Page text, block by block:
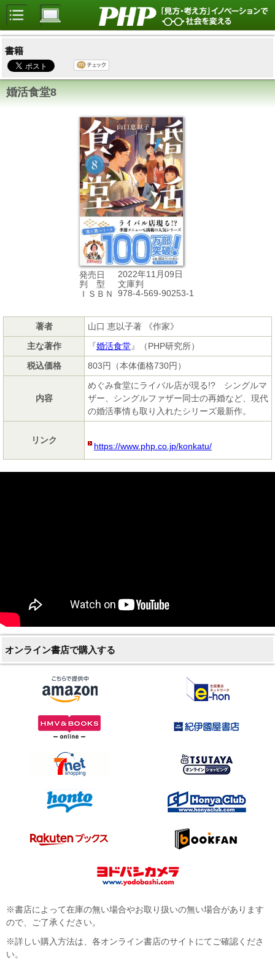
書籍
婚活食堂8
発売日
2022年11月09日
判 型
文庫判
ＩＳＢＮ
978-4-569-90253-1
著者
山口 恵以子著 《作家》
主な著作
『婚活食堂』（PHP研究所）
税込価格
803円（本体価格730円）
内容
めぐみ食堂にライバル店が現る!? シングルマ
ザー、シングルファザー同士の再婚など、現代
の婚活事情も取り入れたシリーズ最新作。
リンク
https://www.php.co.jp/konkatu/
オンライン書店で購入する
※書店によって在庫の無い場合やお取り扱いの無い場合があります
ので、ご了承ください。
※詳しい購入方法は、各オンライン書店のサイトにてご確認くださ
い。